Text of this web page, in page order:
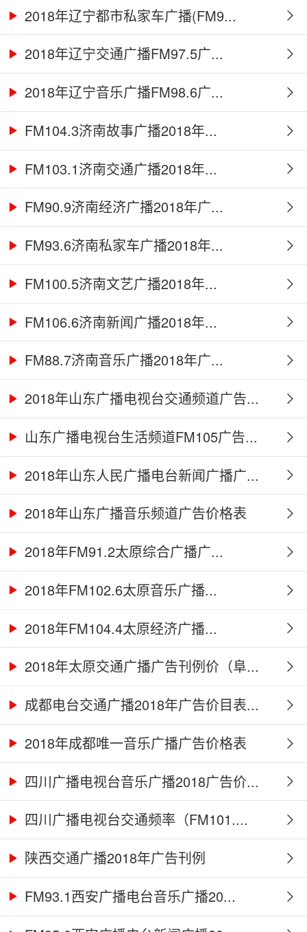
2018年辽宁都市私家车广播(FM9...
2018年辽宁交通广播FM97.5广...
2018年辽宁音乐广播FM98.6广...
FM104.3济南故事广播2018年...
FM103.1济南交通广播2018年...
FM90.9济南经济广播2018年广...
FM93.6济南私家车广播2018年...
FM100.5济南文艺广播2018年...
FM106.6济南新闻广播2018年...
FM88.7济南音乐广播2018年广...
2018年山东广播电视台交通频道广告...
山东广播电视台生活频道FM105广告...
2018年山东人民广播电台新闻广播广...
2018年山东广播音乐频道广告价格表
2018年FM91.2太原综合广播广...
2018年FM102.6太原音乐广播...
2018年FM104.4太原经济广播...
2018年太原交通广播广告刊例价（阜...
成都电台交通广播2018年广告价目表...
2018年成都唯一音乐广播广告价格表
四川广播电视台音乐广播2018广告价...
四川广播电视台交通频率（FM101....
陕西交通广播2018年广告刊例
FM93.1西安广播电台音乐广播20...